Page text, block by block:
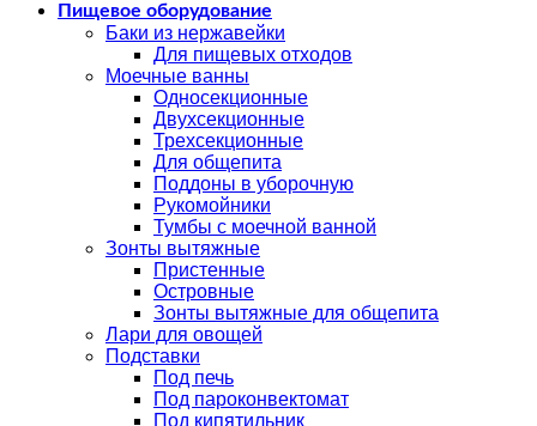
Пищевое оборудование
Баки из нержавейки
Для пищевых отходов
Моечные ванны
Односекционные
Двухсекционные
Трехсекционные
Для общепита
Поддоны в уборочную
Рукомойники
Тумбы с моечной ванной
Зонты вытяжные
Пристенные
Островные
Зонты вытяжные для общепита
Лари для овощей
Подставки
Под печь
Под пароконвектомат
Под кипятильник